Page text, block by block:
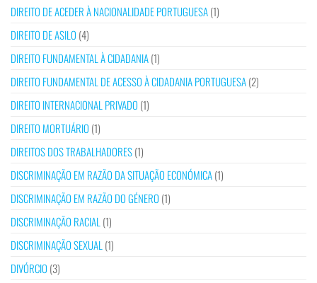
DIREITO DE ACEDER À NACIONALIDADE PORTUGUESA(1)
DIREITO DE ASILO (4)
DIREITO FUNDAMENTAL À CIDADANIA(1)
DIREITO FUNDAMENTAL DE ACESSO À CIDADANIA PORTUGUESA(2)
DIREITO INTERNACIONAL PRIVADO (1)
DIREITO MORTUÁRIO (1)
DIREITOS DOS TRABALHADORES(1)
DISCRIMINAÇÃO EM RAZÃO DA SITUAÇÃO ECONÓMICA(1)
DISCRIMINAÇÃO EM RAZÃO DO GÉNERO (1)
DISCRIMINAÇÃO RACIAL (1)
DISCRIMINAÇÃO SEXUAL (1)
DIVÓRCIO (3)